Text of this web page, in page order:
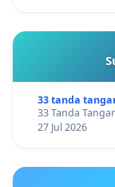
33 tanda
33 Tanda
27 Jul 2026